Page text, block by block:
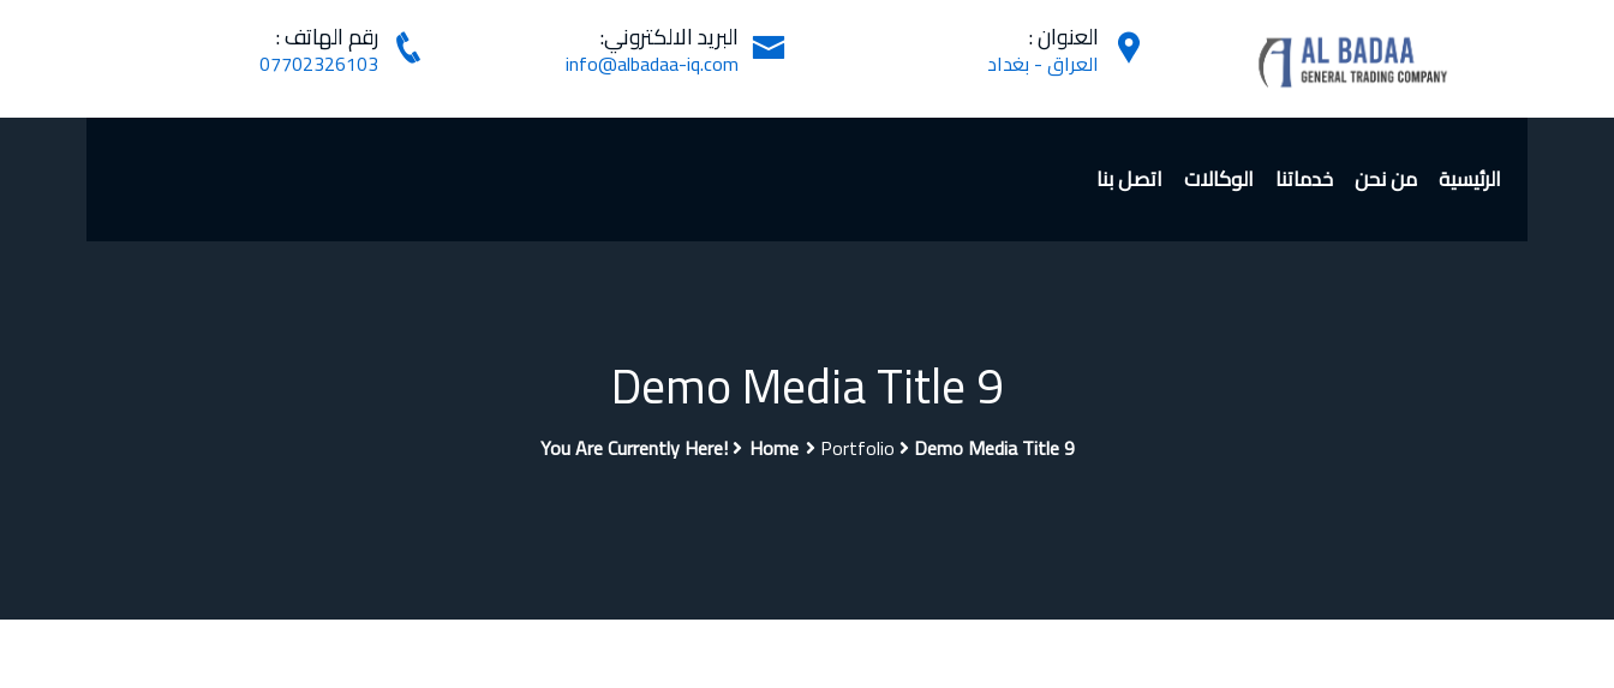
العنوان :
العراق - بغداد
البريد الالكتروني:
info@albadaa-iq.com
رقم الهاتف :
07702326103
الرئيسية من نحن خدماتنا الوكالات اتصل بنا
Demo Media Title 9
You Are Currently Here! Home Portfolio Demo Media Title 9